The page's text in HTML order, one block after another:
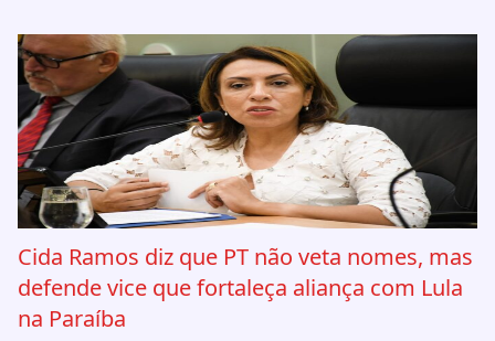
Cida Ramos diz que PT não veta nomes, mas
defende vice que fortaleça aliança com Lula
na Paraíba